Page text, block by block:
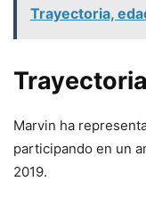
Trayectoria,
Marvin ha
participando en un
2019.